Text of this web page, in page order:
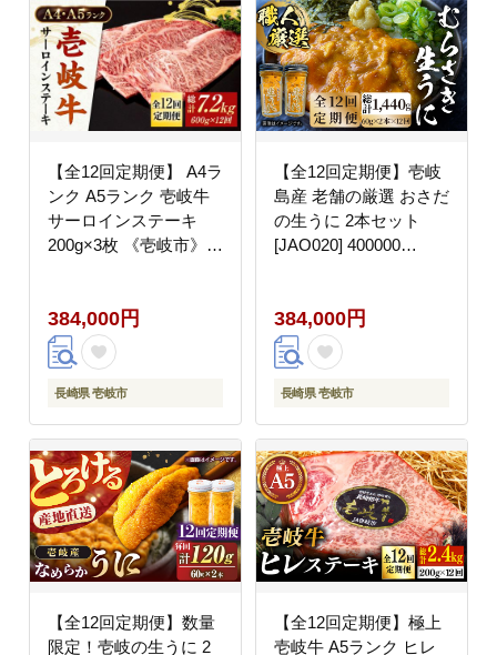
【全12回定期便】 A4ラ
ンク A5ランク 壱岐牛
サーロインステーキ
200g×3枚 《壱岐市》
400000円 40万円
384,000円
長崎県 壱岐市
【全12回定期便】壱岐
島産 老舗の厳選 おさだ
の生うに 2本セット
[JAO020] 400000
384,000円
長崎県 壱岐市
【全12回定期便】数量
限定！壱岐の生うに 2
【全12回定期便】極上
壱岐牛 A5ランク ヒレ